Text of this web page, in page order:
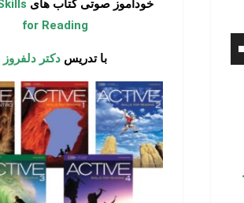
برای
خودآموز صوتی کتاب های
for Reading
با تدریس دکتر دلفروز